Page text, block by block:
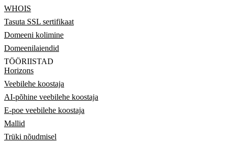
WHOIS
Tasuta SSL sertifikaat
Domeeni kolimine
Domeenilaiendid
TÖÖRIISTAD
Horizons
Veebilehe koostaja
AI-põhine veebilehe koostaja
E-poe veebilehe koostaja
Mallid
Trüki nõudmisel